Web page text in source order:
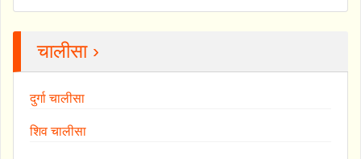
चालीसा ›
दुर्गा चालीसा
शिव चालीसा